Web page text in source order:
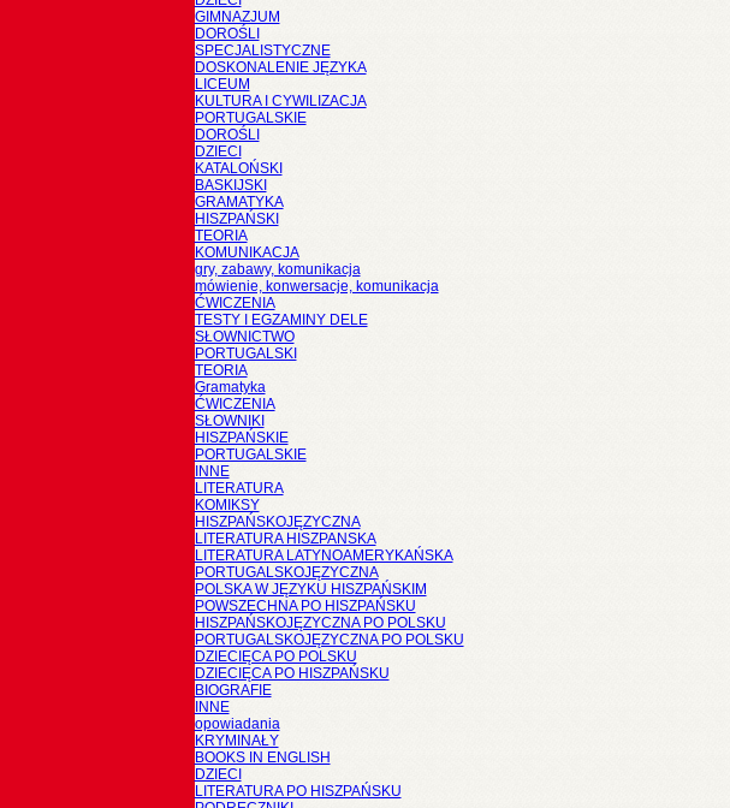
GIMNAZJUM
DOROŚLI
SPECJALISTYCZNE
DOSKONALENIE JĘZYKA
LICEUM
KULTURA I CYWILIZACJA
PORTUGALSKIE
DOROŚLI
DZIECI
KATALOŃSKI
BASKIJSKI
GRAMATYKA
HISZPAŃSKI
TEORIA
KOMUNIKACJA
gry, zabawy, komunikacja
mówienie, konwersacje, komunikacja
ĆWICZENIA
TESTY I EGZAMINY DELE
SŁOWNICTWO
PORTUGALSKI
TEORIA
Gramatyka
ĆWICZENIA
SŁOWNIKI
HISZPAŃSKIE
PORTUGALSKIE
INNE
LITERATURA
KOMIKSY
HISZPAŃSKOJĘZYCZNA
LITERATURA HISZPANSKA
LITERATURA LATYNOAMERYKAŃSKA
PORTUGALSKOJĘZYCZNA
POLSKA W JĘZYKU HISZPAŃSKIM
POWSZECHNA PO HISZPAŃSKU
HISZPAŃSKOJĘZYCZNA PO POLSKU
PORTUGALSKOJĘZYCZNA PO POLSKU
DZIECIĘCA PO POLSKU
DZIECIĘCA PO HISZPAŃSKU
BIOGRAFIE
INNE
opowiadania
KRYMINAŁY
BOOKS IN ENGLISH
DZIECI
LITERATURA PO HISZPAŃSKU